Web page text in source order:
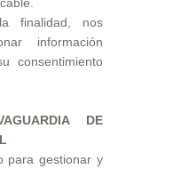
finalidad, nos
información
consentimiento
DE
para gestionar y